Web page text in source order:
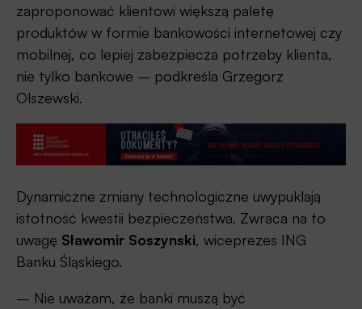
zaproponować klientowi większą paletę
produktów w formie bankowości internetowej czy
mobilnej, co lepiej zabezpiecza potrzeby klienta,
nie tylko bankowe – podkreśla Grzegorz
Olszewski.
Dynamiczne zmiany technologiczne uwypuklają
istotność kwestii bezpieczeństwa. Zwraca na to
uwagę Sławomir Soszynski, wiceprezes ING
Banku Śląskiego.
– Nie uważam, że banki muszą być